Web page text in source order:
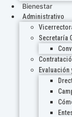
Bienestar
Administrativo
Secretaría
Evaluación